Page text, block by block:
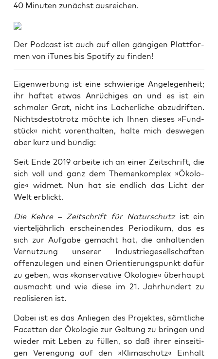
40 Minu­ten zunächst ausreichen.
Der Pod­cast ist auch auf allen gän­gi­gen Platt­for­
men von iTu­nes bis Spo­ti­fy zu finden!
Eigen­wer­bung ist eine schwie­ri­ge Ange­le­gen­heit;
ihr haf­tet etwas Anrü­chi­ges an und es ist ein
schma­ler Grat, nicht ins Lächer­li­che abzu­drif­ten.
Nichts­des­to­trotz möch­te ich Ihnen die­ses »Fund­
stück« nicht vor­ent­hal­ten, hal­te mich des­we­gen
aber kurz und bündig:
Seit Ende 2019 arbei­te ich an einer Zeit­schrift, die
sich voll und ganz dem The­men­kom­plex »Öko­lo­
gie« wid­met. Nun hat sie end­lich das Licht der
Welt erblickt.
Die Keh­re – Zeit­schrift für Natur­schutz ist ein
vier­tel­jähr­lich erschei­nen­des Peri­odi­kum, das es
sich zur Auf­ga­be gemacht hat, die anhal­ten­den
Ver­nut­zung unse­rer Indus­trie­ge­sell­schaf­ten
offen­zu­le­gen und einen Ori­en­tie­rungs­punkt dafür
zu geben, was »kon­ser­va­ti­ve Öko­lo­gie« über­haupt
aus­macht und wie die­se im 21. Jahr­hun­dert zu
rea­li­sie­ren ist.
Dabei ist es das Anlie­gen des Pro­jek­tes, sämt­li­che
Facet­ten der Öko­lo­gie zur Gel­tung zu brin­gen und
wie­der mit Leben zu fül­len, so daß ihrer ein­sei­ti­
gen Ver­en­gung auf den »Kli­ma­schutz« Ein­halt